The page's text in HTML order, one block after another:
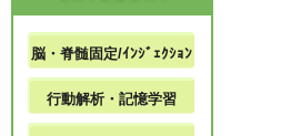
脳・脊髄固定/ｲﾝｼﾞｪｸｼｮﾝ
行動解析・記憶学習